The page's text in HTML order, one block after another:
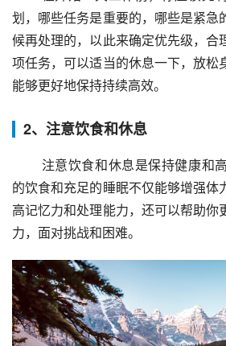
划，哪些任务是重要的，哪些是紧急
候再处理的，以此来确定优先级，合
项任务，可以适当的休息一下，放松
能够更好地保持持续高效。
2、注意饮食和休息
的饮食和充足的睡眠不仅能够增强体
高记忆力和处理能力，还可以帮助你
力，面对挑战和困难。